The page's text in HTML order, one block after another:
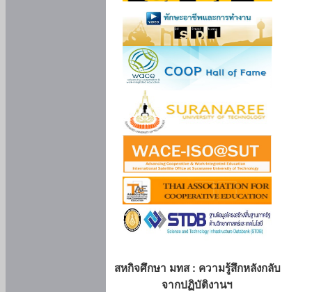
สหกิจศึกษา มทส : ความรู้สึกหลังกลับ
จากปฏิบัติงานฯ